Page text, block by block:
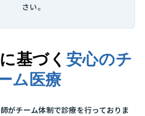
さい。
基づく 安心のチ
ム医療
がチーム体制で診療を行っておりま